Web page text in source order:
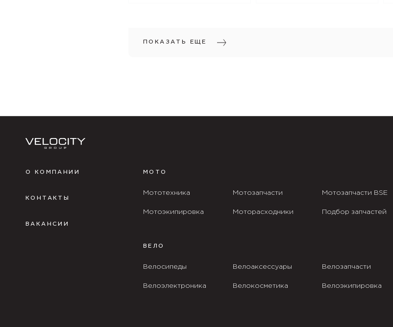
ПОКАЗАТЬ ЕЩЕ
О КОМПАНИИ
КОНТАКТЫ
ВАКАНСИИ
МОТО
Мототехника Мотозапчасти Мотозапчасти BSE
Мотоэкипировка Моторасходники Подбор запчастей
ВЕЛО
Велосипеды Велоаксессуары Велозапчасти
Велоэлектроника Велокосметика Велоэкипировка